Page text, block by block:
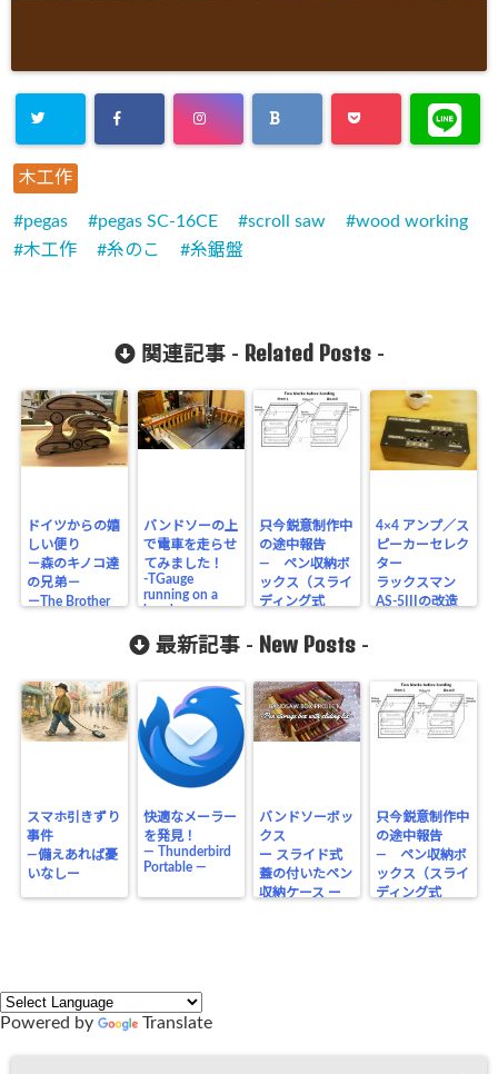
木工作
pegas pegas SC-16CE scroll saw
wood working
木工作
糸のこ 糸鋸盤
関連記事 - Related Posts-
ドイツからの嬉
しい便り
－森のキノコ達
の兄弟－
－The Brother
バンドソーの上
で電車を走らせ
てみました！
-TGauge
running on a
bandsaw-
只今鋭意制作中
の途中報告
― ペン収納ボ
ックス（スライ
ディング式
4×4 アンプ／ス
ピーカーセレク
ター
ラックスマン
AS-5IIIの改造
最新記事 - New Posts -
スマホ引きずり
事件
―備えあれば憂
いなしー
快適なメーラー
を発見！
― Thunderbird
Portable ―
バンドソーボッ
クス
ー スライド式
蓋の付いたペン
収納ケース ー
只今鋭意制作中
の途中報告
― ペン収納ボ
ックス（スライ
ディング式
Powered by Translate